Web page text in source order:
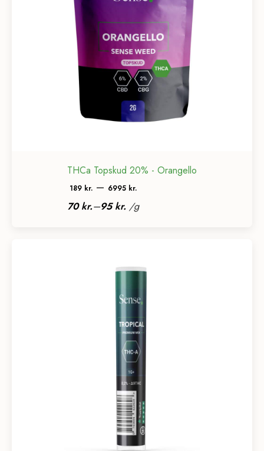
THCa Topskud 20% - Orangello
189 kr. – 6995 kr.Prisinterval:
189 kr.
70kr.–95kr. /g